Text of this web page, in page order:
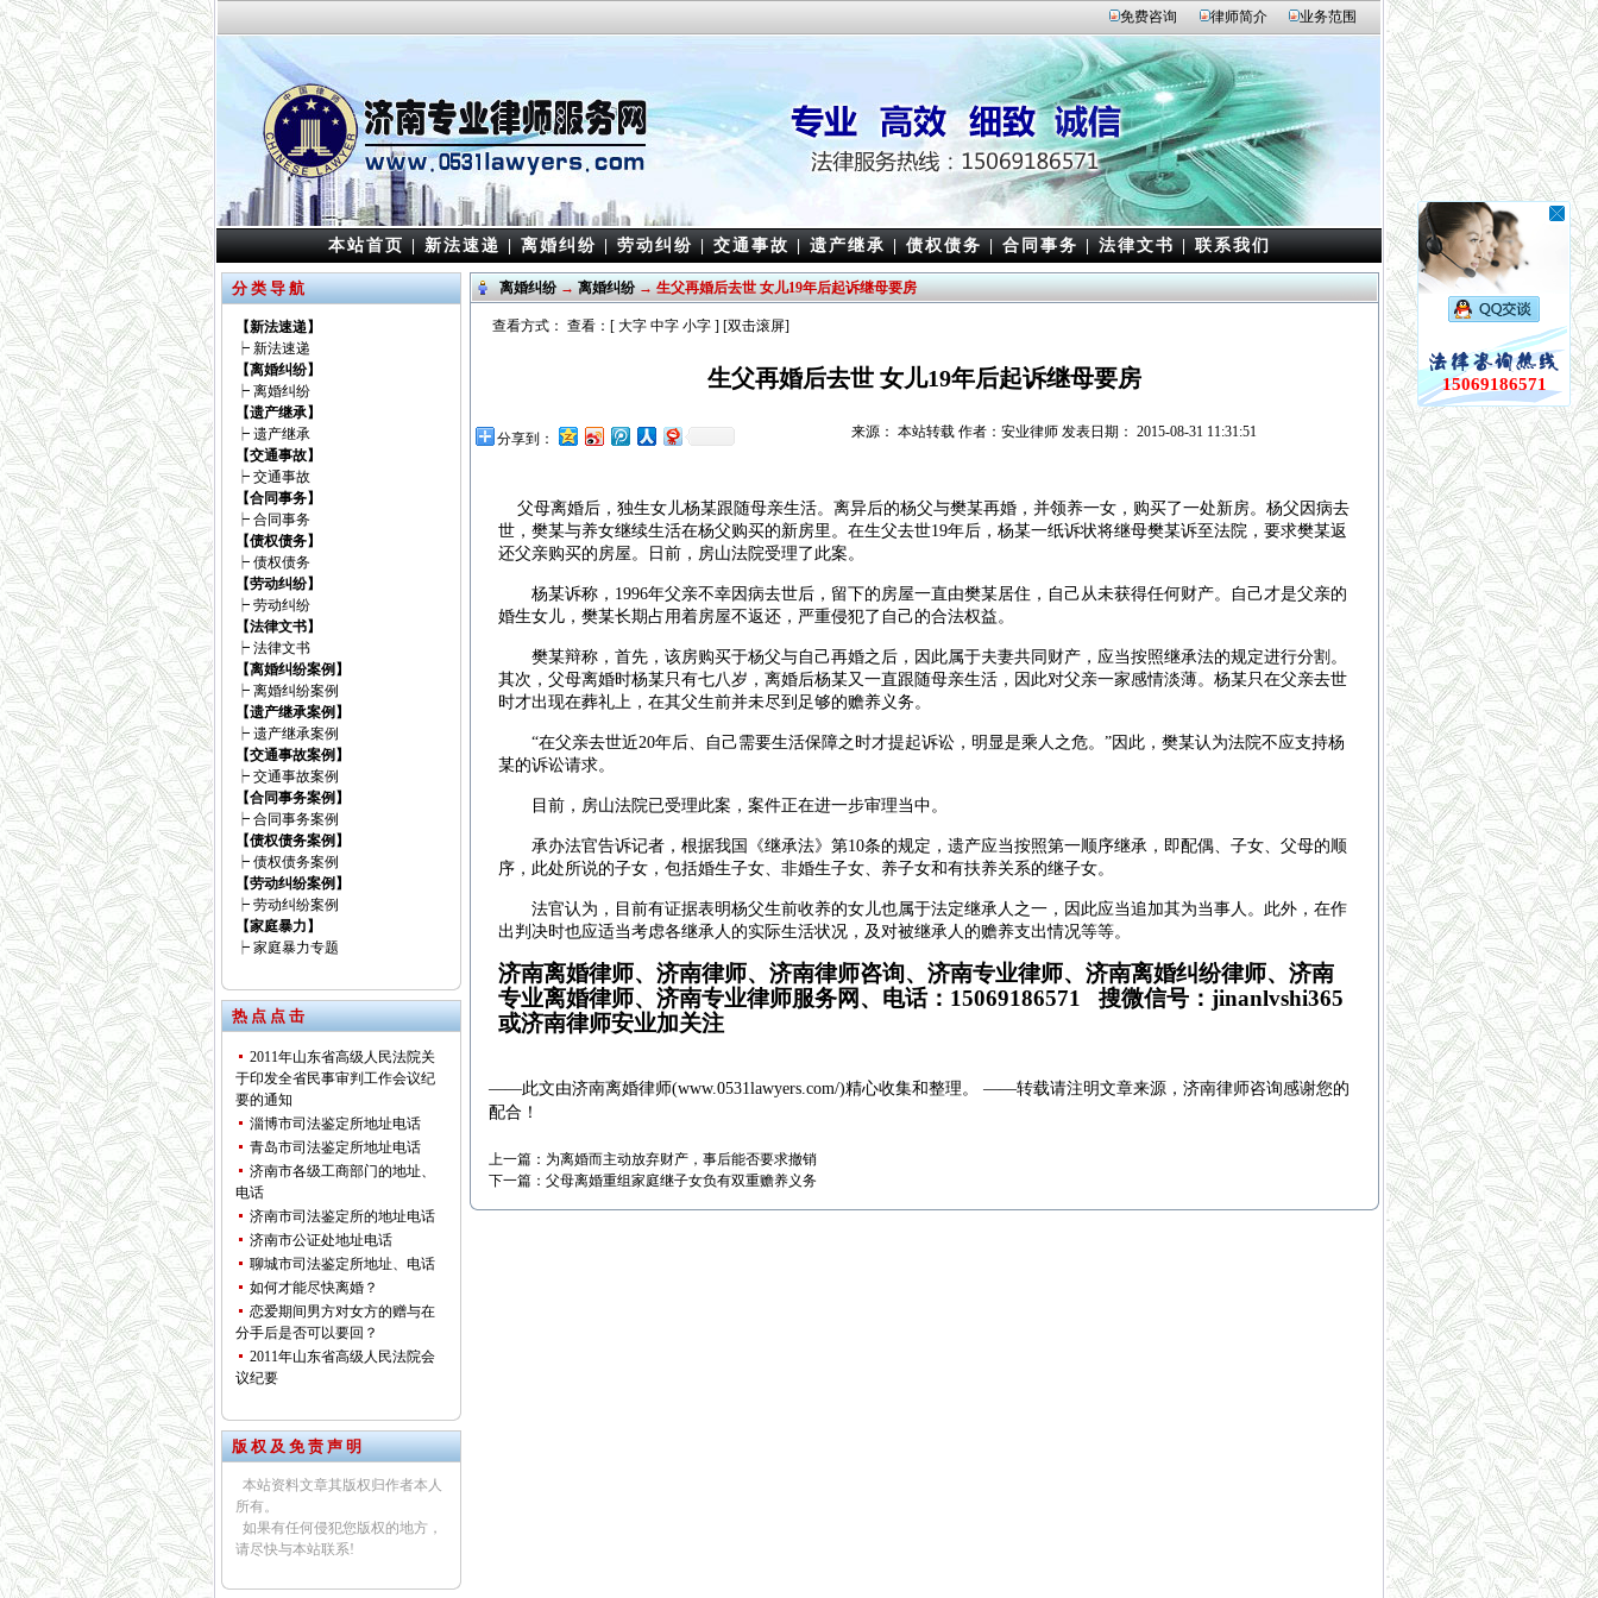
免费咨询 律师简介 业务范围
本站首页|新法速递|离婚纠纷|劳动纠纷|交通事故|遗产继承|债权债务|合同事务|法律文书|联系我们
分 类 导 航
【新法速递】
┝ 新法速递
【离婚纠纷】
┝ 离婚纠纷
【遗产继承】
┝ 遗产继承
【交通事故】
┝ 交通事故
【合同事务】
┝ 合同事务
【债权债务】
┝ 债权债务
【劳动纠纷】
┝ 劳动纠纷
【法律文书】
┝ 法律文书
【离婚纠纷案例】
┝ 离婚纠纷案例
【遗产继承案例】
┝ 遗产继承案例
【交通事故案例】
┝ 交通事故案例
【合同事务案例】
┝ 合同事务案例
【债权债务案例】
┝ 债权债务案例
【劳动纠纷案例】
┝ 劳动纠纷案例
【家庭暴力】
┝ 家庭暴力专题
热 点 点 击
2011年山东省高级人民法院关
于印发全省民事审判工作会议纪
要的通知
淄博市司法鉴定所地址电话
青岛市司法鉴定所地址电话
济南市各级工商部门的地址、
电话
济南市司法鉴定所的地址电话
济南市公证处地址电话
聊城市司法鉴定所地址、电话
如何才能尽快离婚？
恋爱期间男方对女方的赠与在
分手后是否可以要回？
2011年山东省高级人民法院会
议纪要
版 权 及 免 责 声 明
本站资料文章其版权归作者本人
所有。
如果有任何侵犯您版权的地方，
请尽快与本站联系!
离婚纠纷→离婚纠纷→ 生父再婚后去世 女儿19年后起诉继母要房
查看方式： 查看：[ 大字 中字 小字] [双击滚屏]
生父再婚后去世 女儿19年后起诉继母要房
来源： 本站转载 作者：安业律师 发表日期： 2015-08-31 11:31:51
分享到：
父母离婚后，独生女儿杨某跟随母亲生活。离异后的杨父与樊某再婚，并领养一女，购买了一处新房。杨父因病去
世，樊某与养女继续生活在杨父购买的新房里。在生父去世19年后，杨某一纸诉状将继母樊某诉至法院，要求樊某返
还父亲购买的房屋。日前，房山法院受理了此案。
杨某诉称，1996年父亲不幸因病去世后，留下的房屋一直由樊某居住，自己从未获得任何财产。自己才是父亲的
婚生女儿，樊某长期占用着房屋不返还，严重侵犯了自己的合法权益。
樊某辩称，首先，该房购买于杨父与自己再婚之后，因此属于夫妻共同财产，应当按照继承法的规定进行分割。
其次，父母离婚时杨某只有七八岁，离婚后杨某又一直跟随母亲生活，因此对父亲一家感情淡薄。杨某只在父亲去世
时才出现在葬礼上，在其父生前并未尽到足够的赡养义务。
“在父亲去世近20年后、自己需要生活保障之时才提起诉讼，明显是乘人之危。”因此，樊某认为法院不应支持杨
某的诉讼请求。
目前，房山法院已受理此案，案件正在进一步审理当中。
承办法官告诉记者，根据我国《继承法》第10条的规定，遗产应当按照第一顺序继承，即配偶、子女、父母的顺
序，此处所说的子女，包括婚生子女、非婚生子女、养子女和有扶养关系的继子女。
法官认为，目前有证据表明杨父生前收养的女儿也属于法定继承人之一，因此应当追加其为当事人。此外，在作
出判决时也应适当考虑各继承人的实际生活状况，及对被继承人的赡养支出情况等等。
济南离婚律师、济南律师、济南律师咨询、济南专业律师、济南离婚纠纷律师、济南
专业离婚律师、济南专业律师服务网、电话：15069186571 搜微信号：jinanlvshi365
或济南律师安业加关注
——此文由济南离婚律师(www.0531lawyers.com/)精心收集和整理。 ——转载请注明文章来源， 济南律师咨询感谢您的
配合！
上一篇： 为离婚而主动放弃财产，事后能否要求撤销
下一篇： 父母离婚重组家庭继子女负有双重赡养义务
15069186571